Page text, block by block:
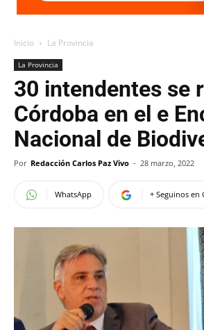
Inicio La Provincia
La Provincia
30 intendentes se
Córdoba en el e
Nacional de
Por Redacción Carlos Paz Vivo - 28 marzo, 2022
WhatsApp + Seguinos en